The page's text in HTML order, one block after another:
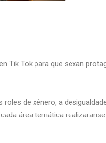
Tik Tok para que sexan
de xénero, a
área temática